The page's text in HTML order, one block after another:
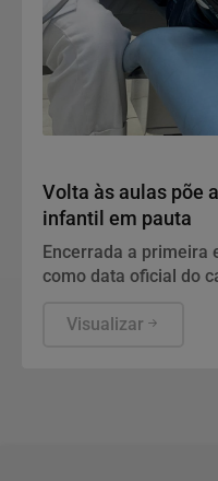
Volta às aulas põe
infantil em pauta
Encerrada a primeira
como data oficial do
a avaliação com o
Visualizar